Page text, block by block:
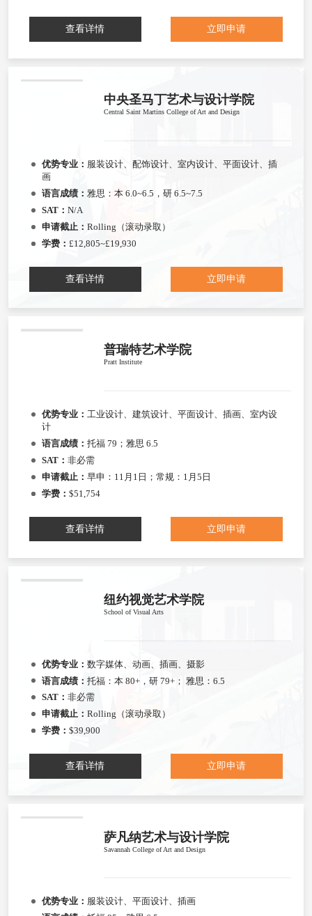
查看详情 立即申请
中央圣马丁艺术与设计学院
Central Saint Martins College of Art and Design
优势专业： 服装设计、配饰设计、室内设计、平面设计、插
画
语言成绩： 雅思：本 6.0~6.5，研 6.5~7.5
SAT： N/A
申请截止： Rolling（滚动录取）
学费： £12,805~£19,930
查看详情 立即申请
普瑞特艺术学院
Pratt Institute
优势专业： 工业设计、建筑设计、平面设计、插画、室内设
计
语言成绩： 托福 79；雅思 6.5
SAT： 非必需
申请截止： 早申：11月1日；常规：1月5日
学费： $51,754
查看详情 立即申请
纽约视觉艺术学院
School of Visual Arts
优势专业： 数字媒体、动画、插画、摄影
语言成绩： 托福：本 80+，研 79+； 雅思：6.5
SAT： 非必需
申请截止： Rolling（滚动录取）
学费： $39,900
查看详情 立即申请
萨凡纳艺术与设计学院
Savannah College of Art and Design
优势专业： 服装设计、平面设计、插画